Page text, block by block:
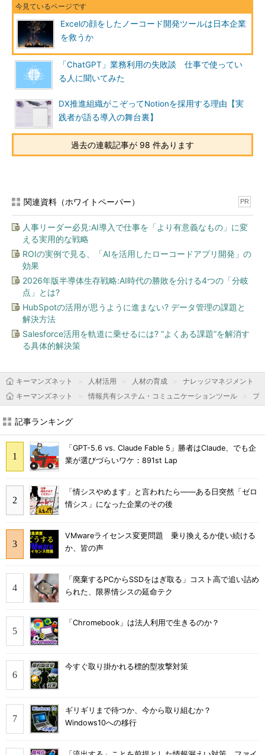
Excelの顔をしたノーコード開発ツールは日本企業
を救うか
「ChatGPT」業務利用の失敗談 仕事で使ってい
る人に聞いてみた
DX推進組織がこぞってNotionを採用する理由【実
践者が語る導入の舞台裏】
過去の連載記事が 98 件あります
関連資料（ホワイトペーパー） PR
人事リーダー必見:AI導入で仕事を「より有意義なもの」に変
える実用的な戦略
ROIの実例で見る、「AIを活用したローコードアプリ開発」の
効果
2026年版半導体生存戦略:AI時代の勝敗を分ける4つの「分岐
点」とは?
HubSpotの活用が思うように進まない? データ管理の課題と
解決方法
Salesforce活用を軌道に乗せるには? “よくある課題”を解消す
る具体的解決策
キーマンズネット 人材活用 人材の育成
ナレッジマネジメント
キーマンズネット
情報共有システム・コミュニケーションツール プ
記事ランキング
「GPT-5.6 vs. Claude Fable 5」勝者はClaude、でも企
業が選びづらいワケ：891st Lap
「情シスやめます」と言われたら――ある日突然「ゼロ
情シス」になった企業のその後
VMwareライセンス変更問題 乗り換えるか使い続ける
か、皆の声
「廃棄するPCからSSDをはぎ取る」コスト高で追い詰め
られた、限界情シスの延命テク
「Chromebook」は法人利用で生きるのか？
今すぐ取り掛かれる標的型攻撃対策
ギリギリまで待つか、今から取り組むか？
Windows10への移行